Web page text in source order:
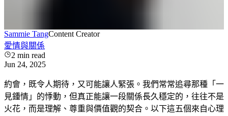
Sammie TangContent Creator
愛情與關係
2 min read
Jun 24, 2025
約會，既令人期待，又可能讓人緊張。我們常常追尋那種「一
見鍾情」的悸動，但真正能讓一段關係長久穩定的，往往不是
火花，而是理解、尊重與價值觀的契合。以下這五個來自心理